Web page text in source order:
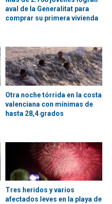
aval de la Generalitat para
comprar su primera vivienda
Otra noche tórrida en la costa
valenciana con mínimas de
hasta 28,4 grados
Tres heridos y varios
afectados leves en la playa de